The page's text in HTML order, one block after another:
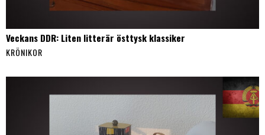
Veckans DDR: Liten litterär östtysk klassiker
KRÖNIKOR